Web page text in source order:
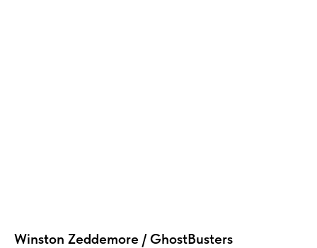
Winston Zeddemore / GhostBusters